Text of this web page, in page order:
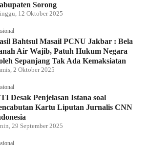
Sorong
12 Oktober 2025
Bahtsul Masail PCNU Jakbar : Bela
Air Wajib, Patuh Hukum Negara
Sepanjang Tak Ada Kemaksiatan
2 Oktober 2025
Desak Penjelasan Istana soal
Kartu Liputan Jurnalis CNN
29 September 2025